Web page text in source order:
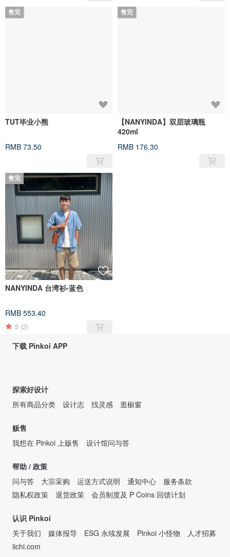
售完
TUT毕业小熊
RMB 73.50
售完
【NANYINDA】双层玻璃瓶
420ml
RMB 176.30
售完
NANYINDA 台湾衫-蓝色
RMB 553.40
5 (2)
下载 Pinkoi APP
探索好设计
所有商品分类
设计志 找灵感 逛橱窗
贩售
我想在 Pinkoi 上贩售
设计馆问与答
帮助 / 政策
问与答
大宗采购 运送方式说明 通知中心
服务条款
隐私权政策
退货政策 会员制度及 P Coins 回馈计划
认识 Pinkoi
关于我们
媒体报导 ESG 永续发展 Pinkoi 小怪物
人才招募
iichi.com